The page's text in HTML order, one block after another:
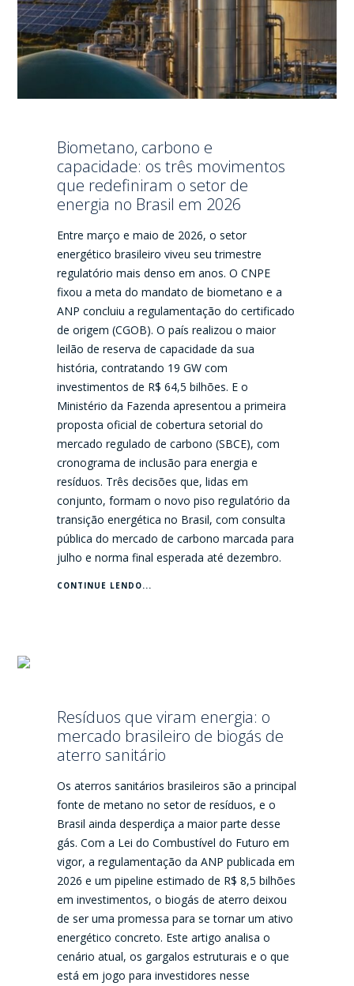
Biometano, carbono e
capacidade: os três movimentos
que redefiniram o setor de
energia no Brasil em 2026
Entre março e maio de 2026, o setor
energético brasileiro viveu seu trimestre
regulatório mais denso em anos. O CNPE
fixou a meta do mandato de biometano e a
ANP concluiu a regulamentação do certificado
de origem (CGOB). O país realizou o maior
leilão de reserva de capacidade da sua
história, contratando 19 GW com
investimentos de R$ 64,5 bilhões. E o
Ministério da Fazenda apresentou a primeira
proposta oficial de cobertura setorial do
mercado regulado de carbono (SBCE), com
cronograma de inclusão para energia e
resíduos. Três decisões que, lidas em
conjunto, formam o novo piso regulatório da
transição energética no Brasil, com consulta
pública do mercado de carbono marcada para
julho e norma final esperada até dezembro.
CONTINUE LENDO...
Resíduos que viram energia: o
mercado brasileiro de biogás de
aterro sanitário
Os aterros sanitários brasileiros são a principal
fonte de metano no setor de resíduos, e o
Brasil ainda desperdiça a maior parte desse
gás. Com a Lei do Combustível do Futuro em
vigor, a regulamentação da ANP publicada em
2026 e um pipeline estimado de R$ 8,5 bilhões
em investimentos, o biogás de aterro deixou
de ser uma promessa para se tornar um ativo
energético concreto. Este artigo analisa o
cenário atual, os gargalos estruturais e o que
está em jogo para investidores nesse